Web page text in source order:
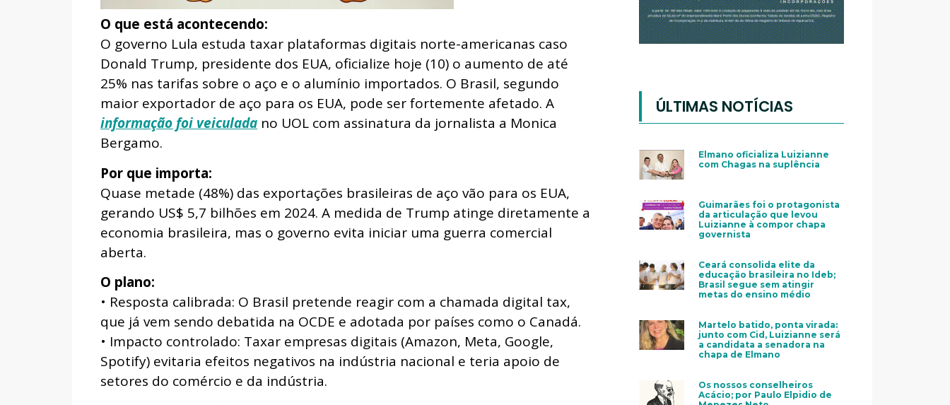
O que está acontecendo:
O governo Lula estuda taxar plataformas digitais norte-americanas caso
Donald Trump, presidente dos EUA, oficialize hoje (10) o aumento de até
25% nas tarifas sobre o aço e o alumínio importados. O Brasil, segundo
maior exportador de aço para os EUA, pode ser fortemente afetado. A
informação foi veiculada no UOL com assinatura da jornalista a Monica
Bergamo.
Por que importa:
Quase metade (48%) das exportações brasileiras de aço vão para os EUA,
gerando US$ 5,7 bilhões em 2024. A medida de Trump atinge diretamente a
economia brasileira, mas o governo evita iniciar uma guerra comercial
aberta.
O plano:
• Resposta calibrada: O Brasil pretende reagir com a chamada digital tax,
que já vem sendo debatida na OCDE e adotada por países como o Canadá.
• Impacto controlado: Taxar empresas digitais (Amazon, Meta, Google,
Spotify) evitaria efeitos negativos na indústria nacional e teria apoio de
setores do comércio e da indústria.
ÚLTIMAS NOTÍCIAS
Elmano oficializa Luizianne
com Chagas na suplência
Guimarães foi o protagonista
da articulação que levou
Luizianne à compor chapa
governista
Ceará consolida elite da
educação brasileira no Ideb;
Brasil segue sem atingir
metas do ensino médio
Martelo batido, ponta virada:
junto com Cid, Luizianne será
a candidata a senadora na
chapa de Elmano
Os nossos conselheiros
Acácio; por Paulo Elpidio de